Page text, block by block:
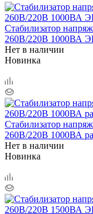
Стабилизатор
260В/220В 1000ВА
Нет в наличии
Новинка
Стабилизатор
260В/220В 1000ВА
Нет в наличии
Новинка